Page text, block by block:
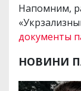
Напомним,
документы